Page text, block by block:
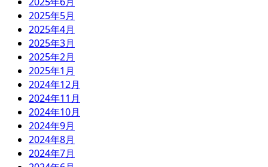
2025年5月
2025年4月
2025年3月
2025年2月
2025年1月
2024年12月
2024年11月
2024年10月
2024年9月
2024年8月
2024年7月